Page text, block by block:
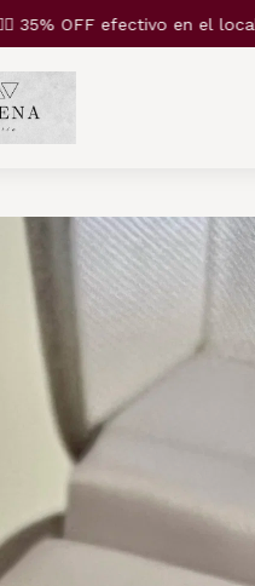
OFF efectivo en el local